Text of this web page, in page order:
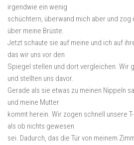
irgendwie ein wenig
schüchtern, überwand mich aber und zog
über meine Brüste.
Jetzt schaute sie auf meine und ich auf
das wir uns vor den
Spiegel stellen und dort vergleichen. Wir
und stellten uns davor.
Gerade als sie etwas zu meinen Nippeln
und meine Mutter
kommt herein. Wir zogen schnell unsere
als ob nichts gewesen
sei. Dadurch, das die Tür von meinem